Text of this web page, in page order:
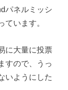
パネルミッシ
ています。
に大量に投票
すので、うっ
いようにした